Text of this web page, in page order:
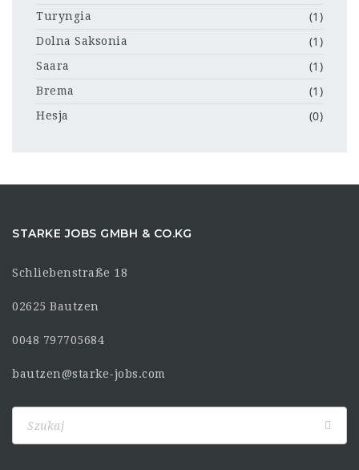
Turyngia (1)
Dolna Saksonia (1)
Saara (1)
Brema (1)
Hesja (0)
STARKE JOBS GMBH & CO.KG
Schliebenstraße 18
02625 Bautzen
0048 797705684
bautzen@starke-jobs.com